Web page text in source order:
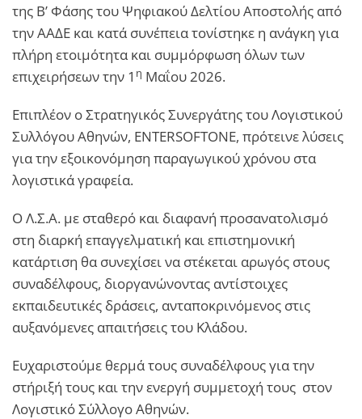
της Β’ Φάσης του Ψηφιακού Δελτίου Αποστολής από
την ΑΑΔΕ και κατά συνέπεια τονίστηκε η ανάγκη για
πλήρη ετοιμότητα και συμμόρφωση όλων των
επιχειρήσεων την 1 η Μαΐου 2026.
Επιπλέον ο Στρατηγικός Συνεργάτης του Λογιστικού
Συλλόγου Αθηνών, ENTERSOFTONE, πρότεινε λύσεις
για την εξοικονόμηση παραγωγικού χρόνου στα
λογιστικά γραφεία.
Ο Λ.Σ.Α. με σταθερό και διαφανή προσανατολισμό
στη διαρκή επαγγελματική και επιστημονική
κατάρτιση θα συνεχίσει να στέκεται αρωγός στους
συναδέλφους, διοργανώνοντας αντίστοιχες
εκπαιδευτικές δράσεις, ανταποκρινόμενος στις
αυξανόμενες απαιτήσεις του Κλάδου.
Ευχαριστούμε θερμά τους συναδέλφους για την
στήριξή τους και την ενεργή συμμετοχή τους στον
Λογιστικό Σύλλογο Αθηνών.